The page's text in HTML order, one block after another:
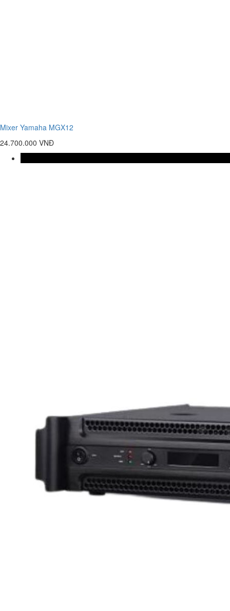
Mixer Yamaha MGX12
24.700.000 VNĐ